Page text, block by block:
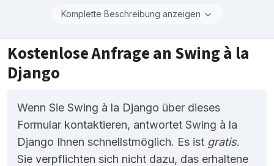
Komplette Beschreibung anzeigen
Kostenlose Anfrage an Swing à la
Django
Wenn Sie Swing à la Django über dieses
Formular kontaktieren, antwortet Swing à la
Django Ihnen schnellstmöglich. Es ist gratis.
Sie verpflichten sich nicht dazu, das erhaltene